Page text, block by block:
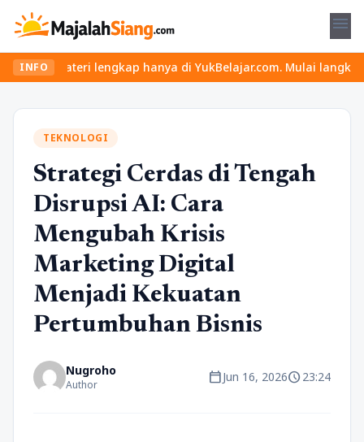
menu
INFO
lengkap hanya di YukBelajar.com. Mulai langkah
TEKNOLOGI
Strategi Cerdas di Tengah
Disrupsi AI: Cara
Mengubah Krisis
Marketing Digital
Menjadi Kekuatan
Pertumbuhan Bisnis
Nugroho
Author calendar_todayJun 16, 2026schedule23:24